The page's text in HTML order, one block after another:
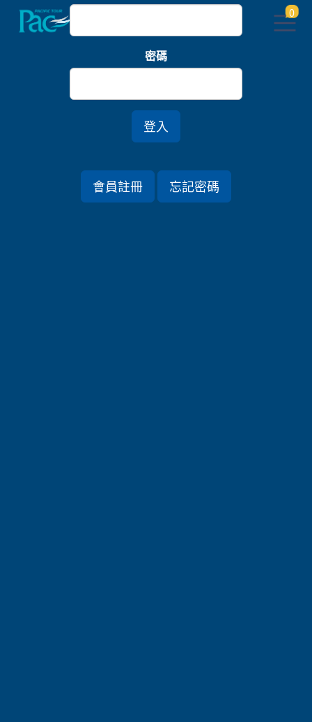
密碼
登入
會員註冊 忘記密碼
0